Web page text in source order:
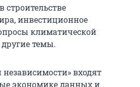
инвестиционное
климатической
темы.
независимости» входят
экономике данных и